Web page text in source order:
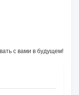
с вами в будущем!